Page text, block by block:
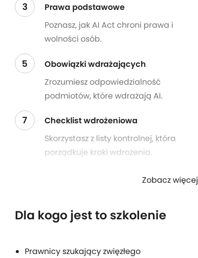
3
Prawa podstawowe
Poznasz, jak AI Act chroni prawa i
wolności osób.
5
Obowiązki wdrażających
Zrozumiesz odpowiedzialność
podmiotów, które wdrażają AI.
7
Checklist wdrożeniowa
Skorzystasz z listy kontrolnej, która
porządkuje kroki wdrożenia.
Zobacz
Dla kogo jest to szkolenie
Prawnicy szukający zwięzłego